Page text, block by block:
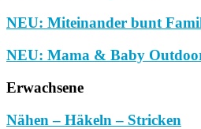
NEU: Miteinander bunt
NEU: Mama & Baby
Erwachsene
Nähen – Häkeln – Stricken